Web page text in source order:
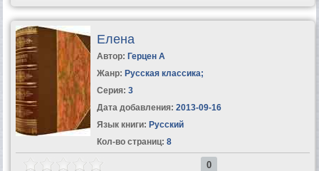
Елена
Автор: Герцен А
Жанр: Русская классика;
Серия: 3
Дата добавления: 2013-09-16
Язык книги: Русский
Кол-во страниц: 8
0